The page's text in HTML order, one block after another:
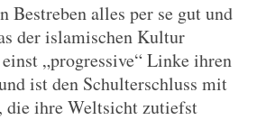
Bestreben alles per se gut und
der islamischen Kultur
„progressive“ Linke ihren
ist den Schulterschluss mit
die ihre Weltsicht zutiefst